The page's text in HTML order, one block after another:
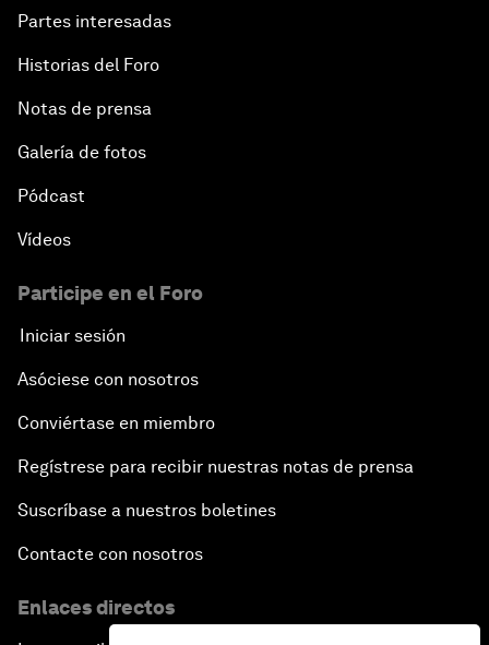
Partes interesadas
Historias del Foro
Notas de prensa
Galería de fotos
Pódcast
Vídeos
Participe en el Foro
Iniciar sesión
Asóciese con nosotros
Conviértase en miembro
Regístrese para recibir nuestras notas de prensa
Suscríbase a nuestros boletines
Contacte con nosotros
Enlaces directos